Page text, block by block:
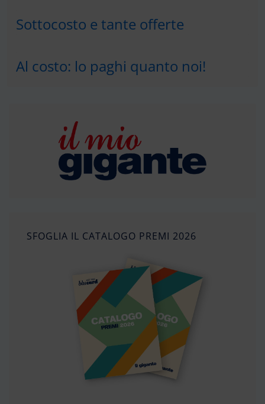
Sottocosto e tante offerte
Al costo: lo paghi quanto noi!
SFOGLIA IL CATALOGO PREMI 2026